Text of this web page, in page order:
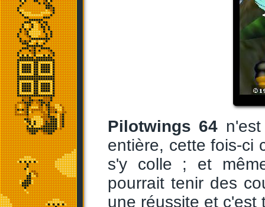
Pilotwings 64
entière, cette fois-ci
s'y colle ; et
pourrait tenir des
une réussite et c'est